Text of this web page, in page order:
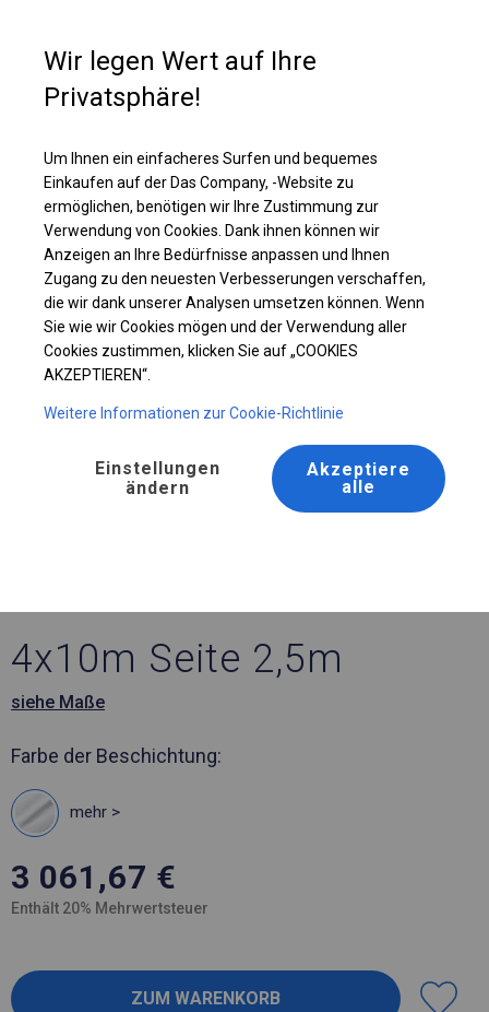
Ganzjähriges Industriezelt | 4x10 m
4x10m Seite 2,5m
siehe Maße
Farbe der Beschichtung:
mehr >
3 061,67 €
Enthält 20% Mehrwertsteuer
Wir legen Wert auf Ihre
Privatsphäre!
Um Ihnen ein einfacheres Surfen und bequemes
Einkaufen auf der Das Company, -Website zu
ermöglichen, benötigen wir Ihre Zustimmung zur
Verwendung von Cookies. Dank ihnen können wir
Anzeigen an Ihre Bedürfnisse anpassen und Ihnen
Zugang zu den neuesten Verbesserungen verschaffen,
die wir dank unserer Analysen umsetzen können. Wenn
Sie wie wir Cookies mögen und der Verwendung aller
Cookies zustimmen, klicken Sie auf „COOKIES
AKZEPTIEREN“.
Weitere Informationen zur Cookie-Richtlinie
Einstellungen
ändern
Akzeptiere
alle